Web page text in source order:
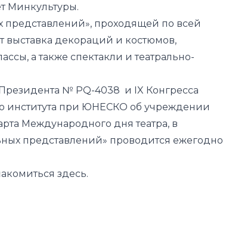
Минкультуры.
представлений», проходящей по всей
выставка декораций и костюмов,
а также спектакли и театрально-
№ PQ-4038 и IX Конгресса
института при ЮНЕСКО об учреждении
Международного дня театра, в
представлений» проводится ежегодно
здесь.